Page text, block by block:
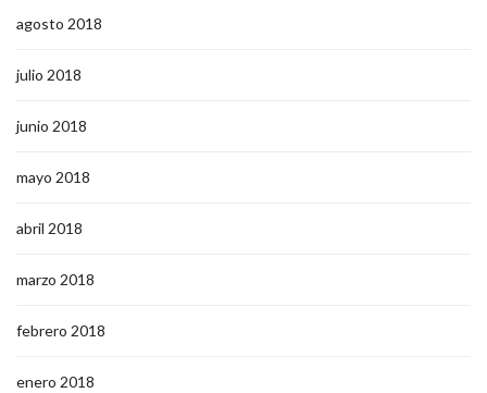
agosto 2018
julio 2018
junio 2018
mayo 2018
abril 2018
marzo 2018
febrero 2018
enero 2018